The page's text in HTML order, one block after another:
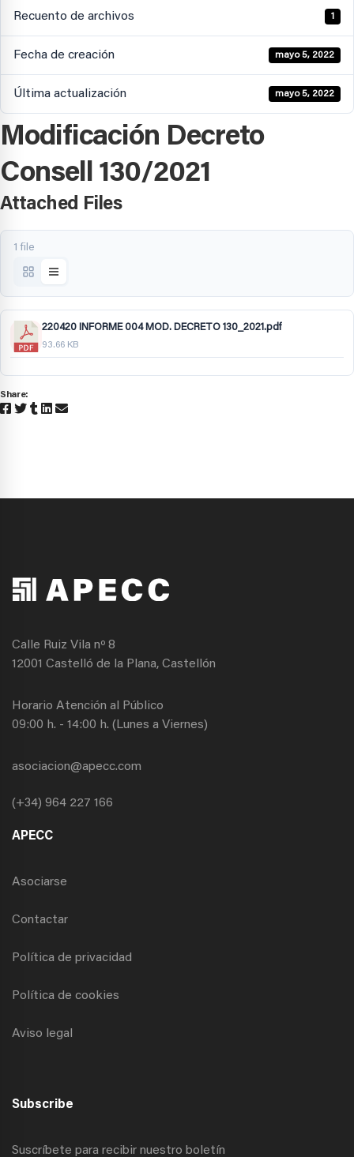
Recuento de archivos 1
Fecha de creación mayo 5, 2022
Última actualización mayo 5, 2022
Modificación Decreto
Consell 130/2021
Attached Files
1 file
220420 INFORME 004 MOD. DECRETO 130_2021.pdf
93.66 KB
Share:
Calle Ruiz Vila nº 8
12001 Castelló de la Plana, Castellón
Horario Atención al Público
09:00 h. - 14:00 h. (Lunes a Viernes)
asociacion@apecc.com
(+34) 964 227 166
APECC
Asociarse
Contactar
Política de privacidad
Política de cookies
Aviso legal
Subscribe
Suscríbete para recibir nuestro boletín